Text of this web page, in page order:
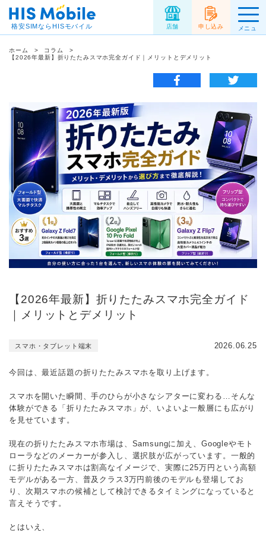
格安SIMならHISモバイル 店舗 申し込み
メニュ
ー
ホーム
コラム
【2026年最新】折りたたみスマホ完全ガイド｜メリットとデメリット
【2026年最新】折りたたみスマホ完全ガイド
｜メリットとデメリット
スマホ・タブレット端末 2026.06.25
今回は、最近話題の折りたたみスマホを取り上げます。
スマホを開いた瞬間、手のひらが小さなシアターに変わる…そんな
体験ができる「折りたたみスマホ」が、いよいよ一般層にも広がり
を見せています。
現在の折りたたみスマホ市場は、Samsungに加え、Googleやモト
ローラなどのメーカーが参入し、選択肢が広がっています。一般的
に折りたたみスマホは割高なイメージで、実際に25万円という高額
モデルがある一方、普及クラス3万円前後のモデルも登場してお
り、次期スマホの候補として検討できるタイミングになっていると
言えそうです。
とはいえ、